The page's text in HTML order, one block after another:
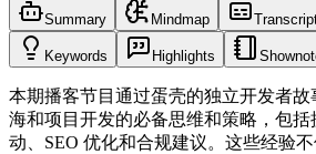
Summary Mindmap
Keywords Highlights
本期播客节目通过蛋壳的独立开发者
海和项目开发的必备思维和策略，包
动、SEO 优化和合规建议。这些经验